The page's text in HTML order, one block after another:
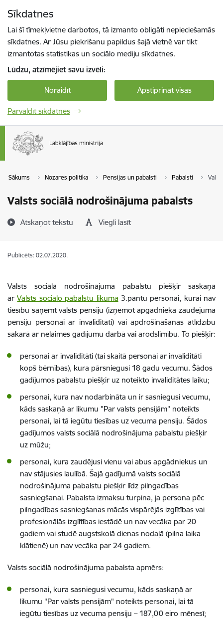
Sīkdatnes
Lai šī tīmekļvietne darbotos, tā izmanto obligāti nepieciešamās
sīkdatnes. Ar Jūsu piekrišanu papildus šajā vietnē var tikt
izmantotas statistikas un sociālo mediju sīkdatnes.
Lūdzu, atzīmējiet savu izvēli:
Noraidīt Apstiprināt visas
Pārvaldīt sīkdatnes
Sākums Nozares politika Pensijas un pabalsti Pabalsti
Valsts sociālā nodrošinājuma pabalsts
Atskaņot tekstu Viegli lasīt
Publicēts: 02.07.2020.
Valsts sociālā nodrošinājuma pabalstu piešķir saskaņā
arValsts sociālo pabalstu likuma 3.pantu personai, kurai nav
tiesību saņemt valsts pensiju (izņemot apgādnieka zaudējuma
pensiju personai ar invaliditāti) vai apdrošināšanas atlīdzību
sakarā ar nelaimes gadījumu darbā vai arodslimību. To piešķir:
personai ar invaliditāti (tai skaitā personai ar invaliditāti
kopš bērnības), kura pārsniegusi 18 gadu vecumu. Šādos
gadījumos pabalstu piešķir uz noteikto invaliditātes laiku;
personai, kura nav nodarbināta un ir sasniegusi vecumu,
kāds saskaņā ar likumu "Par valsts pensijām" noteikts
personai, lai tā iegūtu tiesības uz vecuma pensiju. Šādos
gadījumos valsts sociālā nodrošinājuma pabalstu piešķir
uz mūžu;
personai, kura zaudējusi vienu vai abus apgādniekus un
nav stājusies laulībā. Šajā gadījumā valsts sociālā
nodrošinājuma pabalstu piešķir līdz pilngadības
sasniegšanai. Pabalsta izmaksu turpina, ja persona pēc
pilngadības sasniegšanas mācās vispārējās izglītības vai
profesionālās izglītības iestādē un nav vecāka par 20
gadiem vai studē augstskolā dienas nodaļā (pilna laika
klātienē) un nav vecāka par 24 gadiem.
Valsts sociālā nodrošinājuma pabalsta apmērs:
personai, kura sasniegusi vecumu, kāds saskaņā ar
likumu "Par valsts pensijām" noteikts personai, lai tā
iegūtu tiesības uz vecuma pensiju – 187,00 eiro mēnesī;